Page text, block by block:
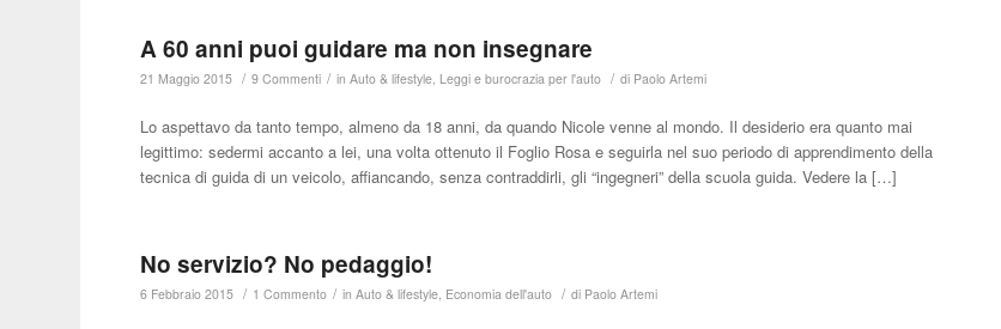
A 60 anni puoi guidare ma non insegnare
21 Maggio 2015 / 9 Commenti / inAuto & lifestyle, Leggi e burocrazia per l'auto / di Paolo Artemi
Lo aspettavo da tanto tempo, almeno da 18 anni, da quando Nicole venne al mondo. Il desiderio era quanto mai
legittimo: sedermi accanto a lei, una volta ottenuto il Foglio Rosa e seguirla nel suo periodo di apprendimento della
tecnica di guida di un veicolo, affiancando, senza contraddirli, gli “ingegneri” della scuola guida. Vedere la […]
No servizio? No pedaggio!
6 Febbraio 2015 / 1 Commento / inAuto & lifestyle, Economia dell'auto / di Paolo Artemi